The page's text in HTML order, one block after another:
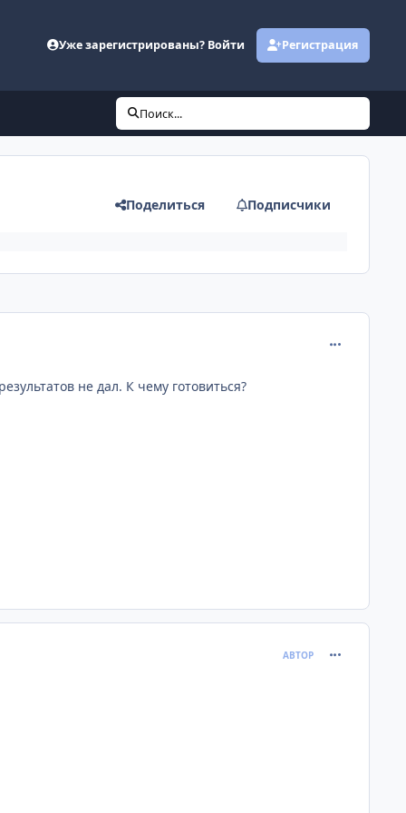
Уже зарегистрированы? Войти Регистрация
Поиск...
Поделиться Подписчики
не дал. К чему готовиться?
АВТОР